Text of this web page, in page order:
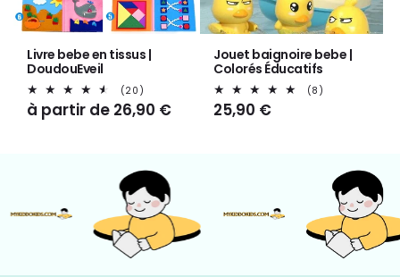
Livre bebe en tissus |
DoudouEveil
(20)
total
des
Prix
habituel
à partir de 26,90 €
Jouet baignoire bebe |
Colorés Éducatifs
(8)
Prix
25,90 €